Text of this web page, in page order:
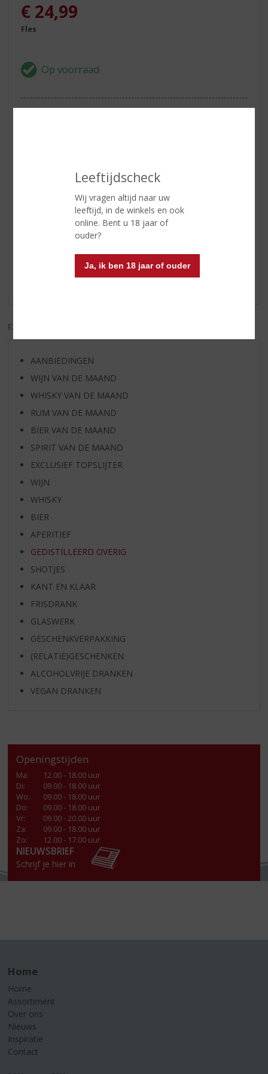
Leeftijdscheck
Wij vragen altijd naar uw
leeftijd, in de winkels en ook
online. Bent u 18 jaar of
ouder?
Ja, ik ben 18 jaar of ouder
€ 24,99
Fles
Reviews
Schrijf een review
EXCL. BTW
AANBIEDINGEN
WIJN VAN DE MAAND
WHISKY VAN DE MAAND
RUM VAN DE MAAND
BIER VAN DE MAAND
SPIRIT VAN DE MAAND
EXCLUSIEF TOPSLIJTER
WIJN
WHISKY
BIER
APERITIEF
GEDISTILLEERD OVERIG
SHOTJES
KANT EN KLAAR
FRISDRANK
GLASWERK
GESCHENKVERPAKKING
(RELATIE)GESCHENKEN
ALCOHOLVRIJE DRANKEN
VEGAN DRANKEN
Openingstijden
Ma:
12.00 - 18.00 uur
Di:
09.00 - 18.00 uur
Wo:
09.00 - 18.00 uur
Do:
09.00 - 18.00 uur
Vr:
09.00 - 20.00 uur
Za:
09.00 - 18.00 uur
Zo:
12.00 - 17.00 uur
NIEUWSBRIEF
Schrijf je hier in
Home
Home
Assortiment
Over ons
Nieuws
Inspiratie
Contact